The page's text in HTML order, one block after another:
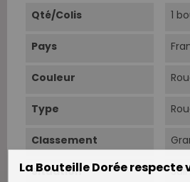
Qté/Colis 1
Pays
Couleur
Type
Classement
Situation
La Bouteille Dorée respecte